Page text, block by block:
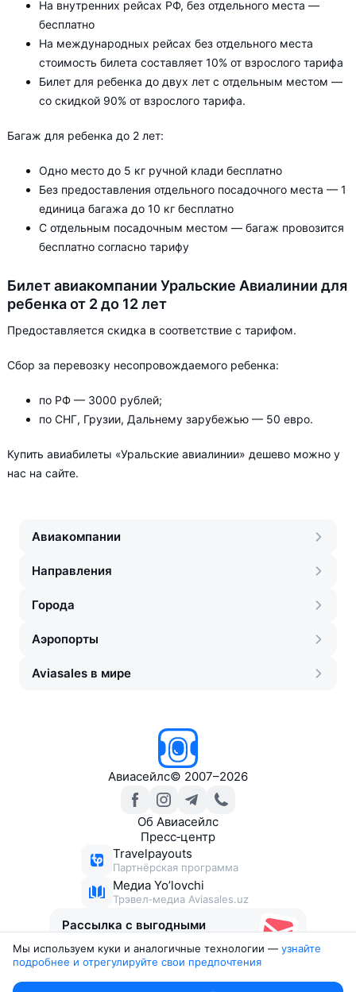
На внутренних рейсах РФ, без отдельного места —
бесплатно
На международных рейсах без отдельного места
стоимость билета составляет 10% от взрослого тарифа
Билет для ребенка до двух лет с отдельным местом —
со скидкой 90% от взрослого тарифа.
Багаж для ребенка до 2 лет:
Одно место до 5 кг ручной клади бесплатно
Без предоставления отдельного посадочного места — 1
единица багажа до 10 кг бесплатно
С отдельным посадочным местом — багаж провозится
бесплатно согласно тарифу
Билет авиакомпании Уральские Авиалинии для
ребенка от 2 до 12 лет
Предоставляется скидка в соответствие с тарифом.
Сбор за перевозку несопровождаемого ребенка:
по РФ — 3000 рублей;
по СНГ, Грузии, Дальнему зарубежью — 50 евро.
Купить авиабилеты «Уральские авиалинии» дешево можно у
нас на сайте.
Авиакомпании
Направления
Города
Аэропорты
Aviasales в мире
Авиасейлс© 2007–2026
Об Авиасейлс
Пресс‑центр
Travelpayouts
Партнёрская программа
Медиа Yo’lovchi
Трэвел‑медиа Aviasales.uz
Рассылка с выгодными
Мы используем куки и аналогичные технологии — узнайте
подробнее и отрегулируйте свои предпочтения